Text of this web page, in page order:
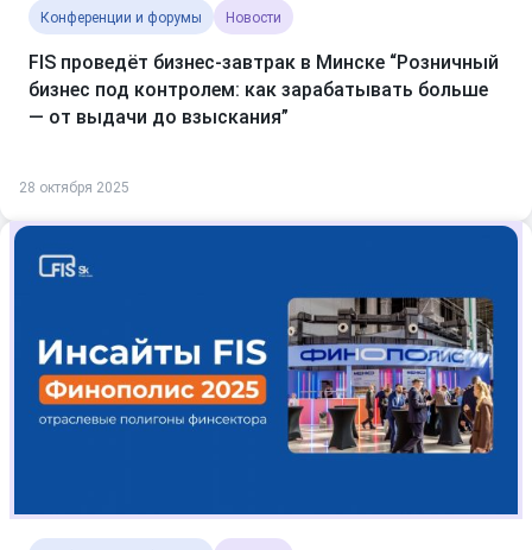
Конференции и форумы Новости
FIS проведёт бизнес-завтрак в Минске “Розничный
бизнес под контролем: как зарабатывать больше
— от выдачи до взыскания”
28 октября 2025